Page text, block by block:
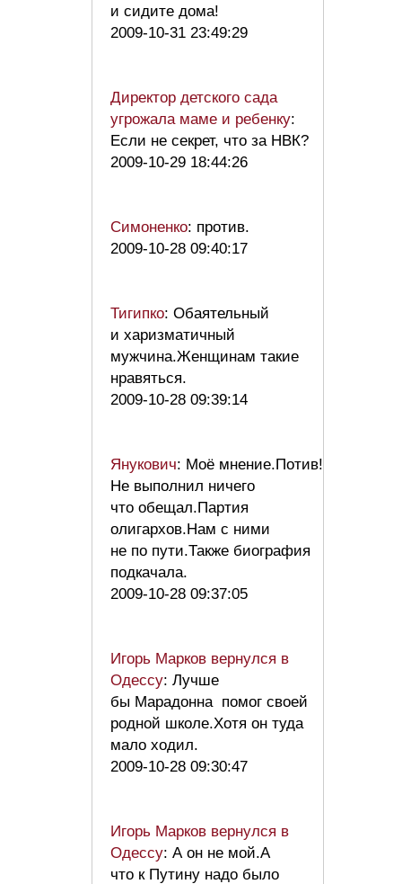
и сидите дома!
2009-10-31 23:49:29
Директор детского сада
угрожала маме и ребенку:
Если не секрет, что за НВК?
2009-10-29 18:44:26
Симоненко: против.
2009-10-28 09:40:17
Тигипко: Обаятельный
и харизматичный
мужчина.Женщинам такие
нравяться.
2009-10-28 09:39:14
Янукович: Моё мнение.Потив!
Не выполнил ничего
что обещал.Партия
олигархов.Нам с ними
не по пути.Также биография
подкачала.
2009-10-28 09:37:05
Игорь Марков вернулся в
Одессу: Лучше
бы Марадонна помог своей
родной школе.Хотя он туда
мало ходил.
2009-10-28 09:30:47
Игорь Марков вернулся в
Одессу: А он не мой.А
что к Путину надо было